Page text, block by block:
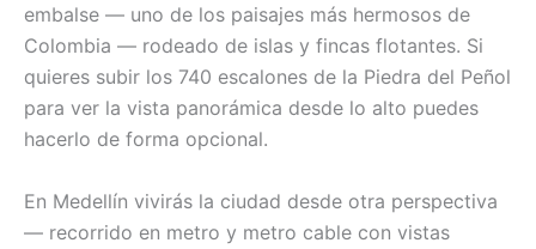
embalse — uno de los paisajes más hermosos de
Colombia — rodeado de islas y fincas flotantes. Si
quieres subir los 740 escalones de la Piedra del Peñol
para ver la vista panorámica desde lo alto puedes
hacerlo de forma opcional.
En Medellín vivirás la ciudad desde otra perspectiva
— recorrido en metro y metro cable con vistas